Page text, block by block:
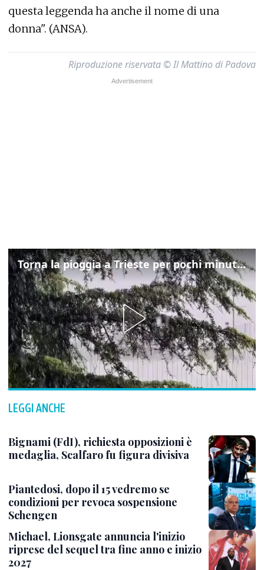
questa leggenda ha anche il nome di una
donna". (ANSA).
Riproduzione riservata © Il Mattino di Padova
Torna la pioggia a Trieste per pochi minuti: ma il caldo non molla
LEGGI ANCHE
Bignami (FdI), richiesta opposizioni è
medaglia, Scalfaro fu figura divisiva
Piantedosi, dopo il 15 vedremo se
condizioni per revoca sospensione
Schengen
Michael, Lionsgate annuncia l'inizio
riprese del sequel tra fine anno e inizio
2027